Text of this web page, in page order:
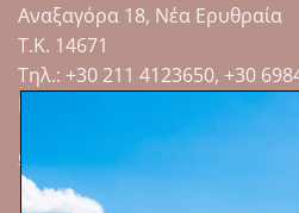
Αναξαγόρα 18, Νέα Ερυθραία
Τ.Κ. 14671
Tηλ.: +30 211 4123650, +30
Email: sales@sugarpillow.gr
Ωράριο λειτουργίας: ΚΑΤΟΠΙΝ